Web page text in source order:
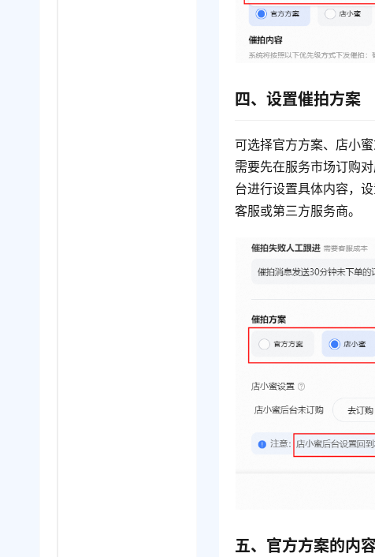
四、设置催拍方案
可选择官方方案、店小
需要先在服务市场订购
台进行设置具体内容，
客服或第三方服务商。
五、官方方案的内